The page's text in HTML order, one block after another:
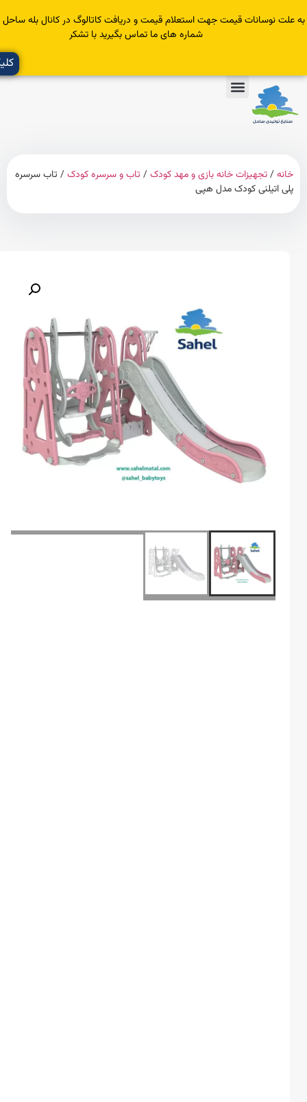
قیمت جهت استعلام قیمت و دریافت کاتالوگ در کانال بله ساحل عضو یا با
شماره های ما تماس بگیرید با تشکر
کلیک کنید
تجهیزات خانه بازی و مهد کودک/تاب و سرسره کودک/ تاب سرسره
کودک مدل هپی